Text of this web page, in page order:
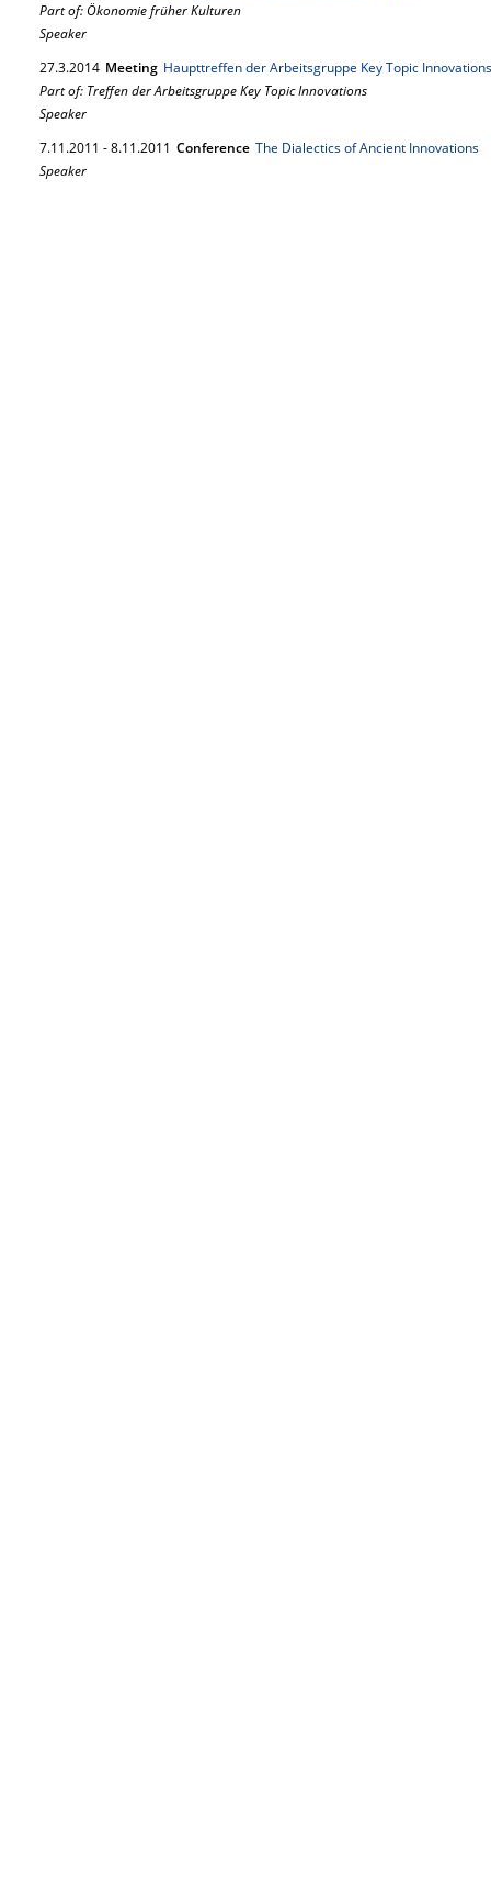
Part of: Ökonomie früher Kulturen
Speaker
27.3.2014 Meeting Haupttreffen der Arbeitsgruppe Key Topic Innovations
Part of: Treffen der Arbeitsgruppe Key Topic Innovations
Speaker
7.11.2011 -8.11.2011 Conference The Dialectics of Ancient Innovations
Speaker